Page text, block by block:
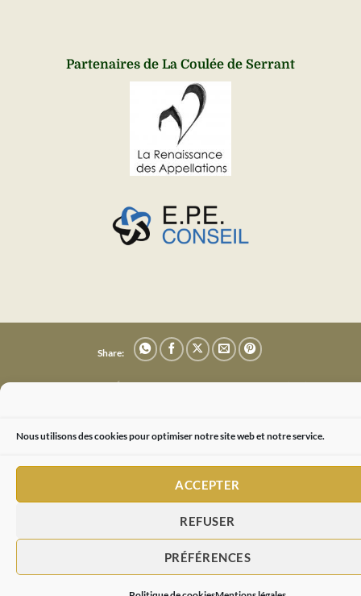
Nous utilisons des cookies pour optimiser notre site web et notre service.
ACCEPTER
REFUSER
PRÉFÉRENCES
Partenaires de La Coulée de Serrant
Share:
MENTIONS LÉGALES POLITIQUE DE COOKIES (EU)